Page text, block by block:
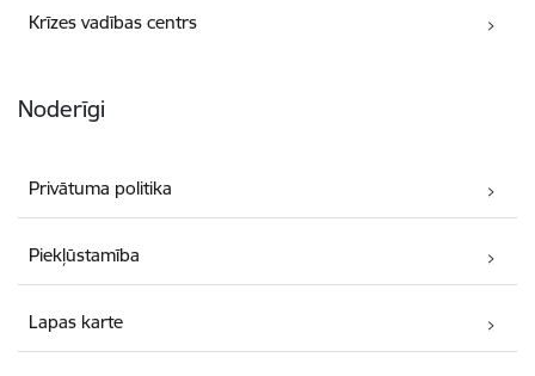
Krīzes vadības centrs
Noderīgi
Privātuma politika
Piekļūstamība
Lapas karte